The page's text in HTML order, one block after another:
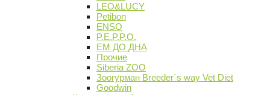
LEO&LUCY
Petibon
ENSO
P.E.P.P.O.
ЕМ ДО ДНА
Прочие
Siberia ZOO
Зоогурман Breeder`s way Vet Diet
Goodwin